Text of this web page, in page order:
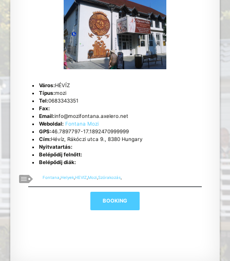
Város:HÉVÍZ
Típus:mozi
Tel:0683343351
Fax:
Email:info@mozifontana.axelero.net
Weboldal: Fontana Mozi
GPS:46.7897797-17.1892470999999
Cím:Hévíz, Rákóczi utca 9., 8380 Hungary
Nyitvatartás:
Belépődíj felnőtt:
Belépődíj diák:
Fontana ,Helyek ,HEVIZ ,Mozi ,Szórakozás